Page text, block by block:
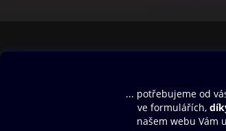
Aplikace a hry
SMS/MMS Info
Blog